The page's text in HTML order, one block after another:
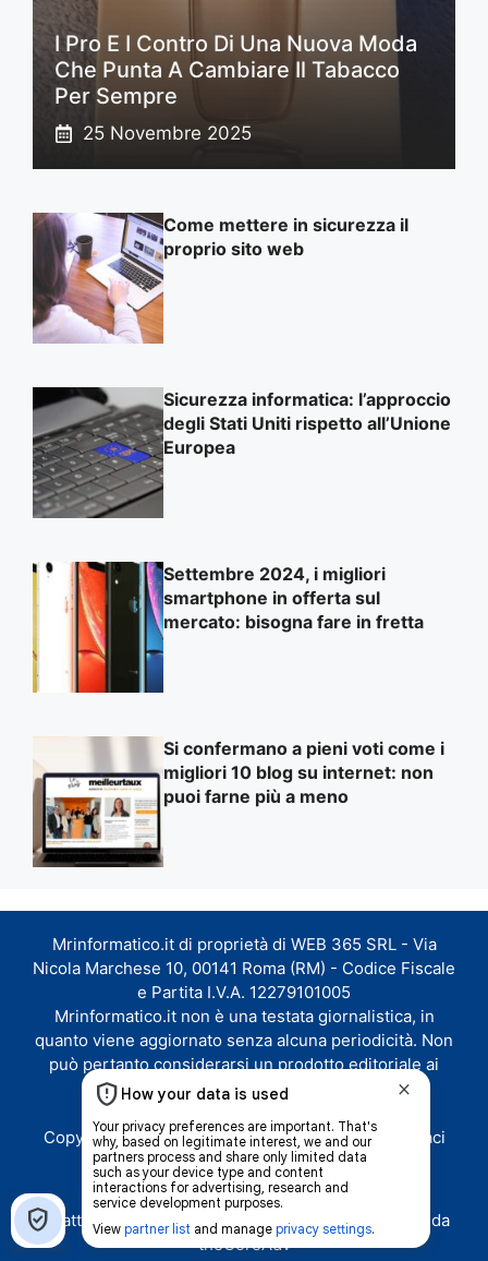
I Pro E I Contro Di Una Nuova Moda
Che Punta A Cambiare Il Tabacco
Per Sempre
25 Novembre 2025
Come mettere in sicurezza il
proprio sito web
Sicurezza informatica: l’approccio
degli Stati Uniti rispetto all’Unione
Europea
Settembre 2024, i migliori
smartphone in offerta sul
mercato: bisogna fare in fretta
Si confermano a pieni voti come i
migliori 10 blog su internet: non
puoi farne più a meno
Mrinformatico.it di proprietà di WEB 365 SRL - Via
Nicola Marchese 10, 00141 Roma (RM) - Codice Fiscale
e Partita I.V.A. 12279101005
Mrinformatico.it non è una testata giornalistica, in
quanto viene aggiornato senza alcuna periodicità. Non
può pertanto considerarsi un prodotto editoriale ai
sensi della legge n. 62 del 07.03.2001
Copyright ©2026 - Tutti i diritti riservati -Contattaci
Le attività pubblicitarie su questo sito sono gestite da
theCoreAdv